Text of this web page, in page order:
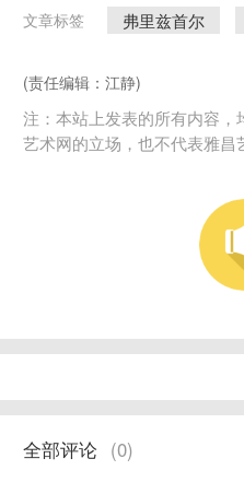
文章标签 弗里兹首尔
(责任编辑：江静)
注：本站上发表的所有内容
艺术网的立场，也不代表雅昌
全部评论 (0)